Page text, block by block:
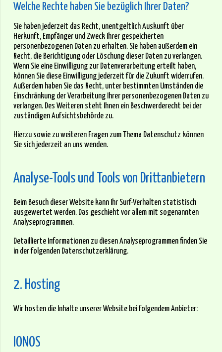
Welche Rechte haben Sie bezüglich Ihrer Daten?
Sie haben jederzeit das Recht, unentgeltlich Auskunft über
Herkunft, Empfänger und Zweck Ihrer gespeicherten
personenbezogenen Daten zu erhalten. Sie haben außerdem ein
Recht, die Berichtigung oder Löschung dieser Daten zu verlangen.
Wenn Sie eine Einwilligung zur Datenverarbeitung erteilt haben,
können Sie diese Einwilligung jederzeit für die Zukunft widerrufen.
Außerdem haben Sie das Recht, unter bestimmten Umständen die
Einschränkung der Verarbeitung Ihrer personenbezogenen Daten zu
verlangen. Des Weiteren steht Ihnen ein Beschwerderecht bei der
zuständigen Aufsichtsbehörde zu.
Hierzu sowie zu weiteren Fragen zum Thema Datenschutz können
Sie sich jederzeit an uns wenden.
Analyse-Tools und Tools von Dritt­anbietern
Beim Besuch dieser Website kann Ihr Surf-Verhalten statistisch
ausgewertet werden. Das geschieht vor allem mit sogenannten
Analyseprogrammen.
Detaillierte Informationen zu diesen Analyseprogrammen finden Sie
in der folgenden Datenschutzerklärung.
2. Hosting
Wir hosten die Inhalte unserer Website bei folgendem Anbieter:
IONOS